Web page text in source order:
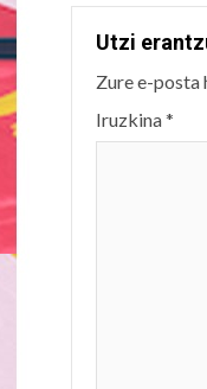
Utzi
Zure e-posta
Iruzkina*